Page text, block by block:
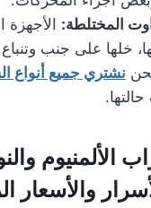
المختلطة: الأجهزة
خلها على جنب
نشتري جميع أنواع
الألمنيوم
والأسعار